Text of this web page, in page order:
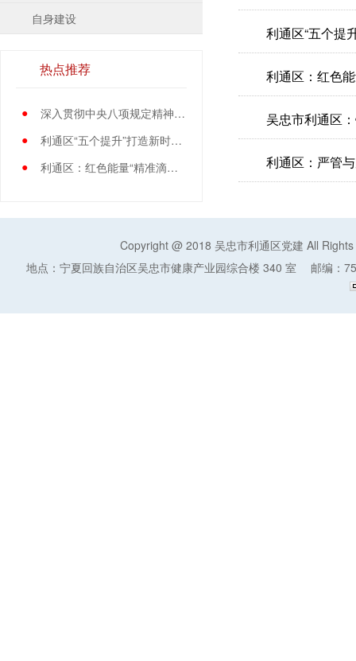
自身建设
热点推荐
●
深入贯彻中央八项规定精神学习教育中央指导组暨中央层面工作专班总结会议召开
●
利通区“五个提升”打造新时代党员先锋队伍
●
利通区：红色能量“精准滴灌”基层党员
利通区“五个提
利通区：红色
吴忠市利通区：
利通区：严管与
Copyright @ 2018 吴忠市利通区党建 All
地点：宁夏回族自治区吴忠市健康产业园综合楼 340 室 邮编：